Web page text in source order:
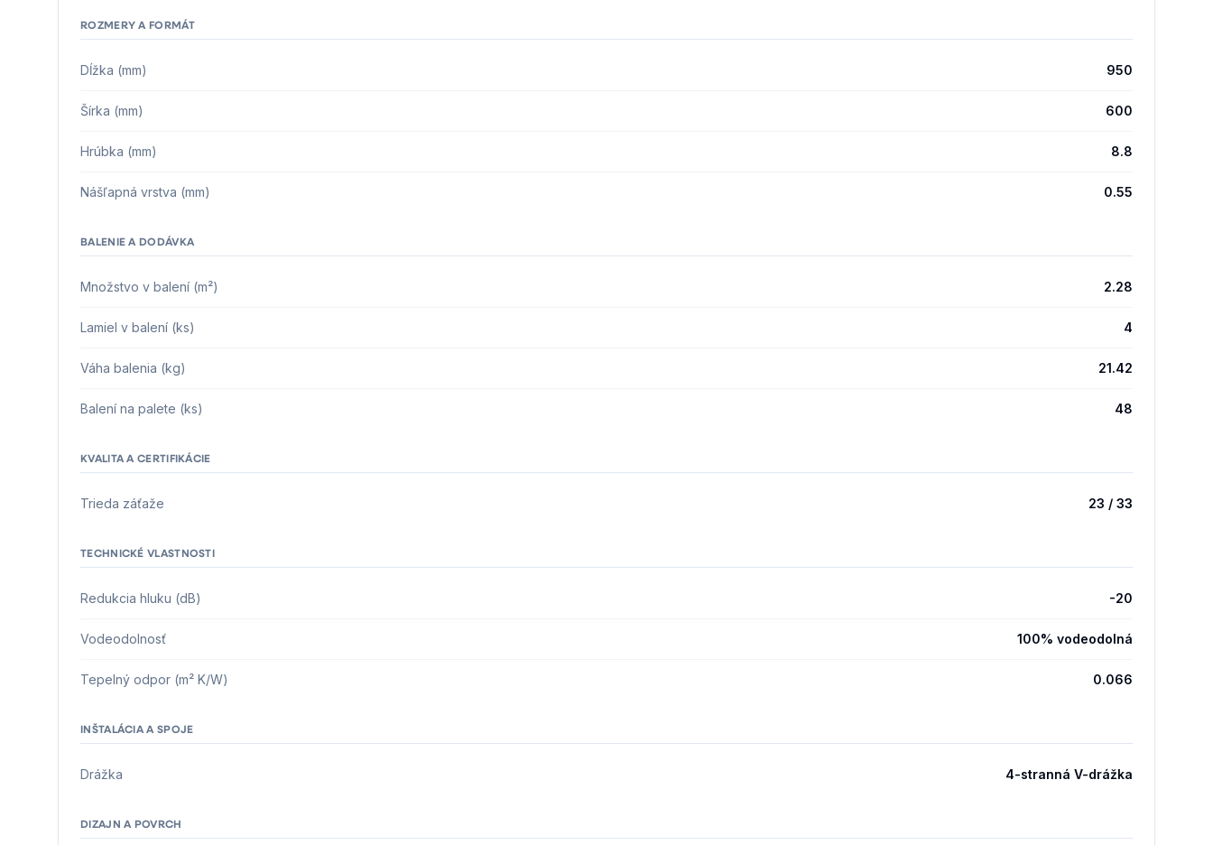
ROZMERY A FORMÁT
Dĺžka (mm) 950
Šírka (mm) 600
Hrúbka (mm) 8.8
Nášľapná vrstva (mm) 0.55
BALENIE A DODÁVKA
Množstvo v balení (m²) 2.28
Lamiel v balení (ks) 4
Váha balenia (kg) 21.42
Balení na palete (ks) 48
KVALITA A CERTIFIKÁCIE
Trieda záťaže 23 / 33
TECHNICKÉ VLASTNOSTI
Redukcia hluku (dB) -20
Vodeodolnosť 100% vodeodolná
Tepelný odpor (m² K/W) 0.066
INŠTALÁCIA A SPOJE
Drážka 4-stranná V-drážka
DIZAJN A POVRCH